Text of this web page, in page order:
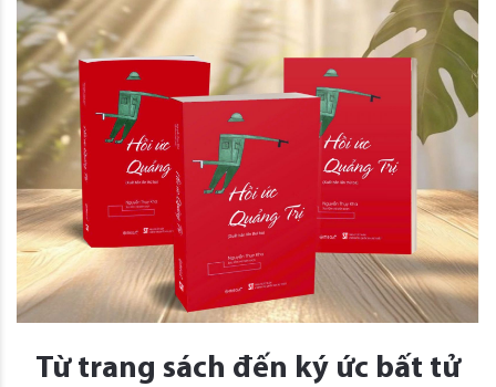
Từ trang sách đến ký ức bất tử